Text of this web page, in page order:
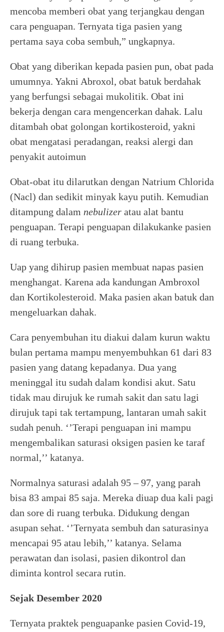
mencoba memberi obat yang terjangkau dengan
cara penguapan. Ternyata tiga pasien yang
pertama saya coba sembuh,” ungkapnya.
Obat yang diberikan kepada pasien pun, obat pada
umumnya. Yakni Abroxol, obat batuk berdahak
yang berfungsi sebagai mukolitik. Obat ini
bekerja dengan cara mengencerkan dahak. Lalu
ditambah obat golongan kortikosteroid, yakni
obat mengatasi peradangan, reaksi alergi dan
penyakit autoimun
Obat-obat itu dilarutkan dengan Natrium Chlorida
(Nacl) dan sedikit minyak kayu putih. Kemudian
ditampung dalam nebulizer atau alat bantu
penguapan. Terapi penguapan dilakukanke pasien
di ruang terbuka.
Uap yang dihirup pasien membuat napas pasien
menghangat. Karena ada kandungan Ambroxol
dan Kortikolesteroid. Maka pasien akan batuk dan
mengeluarkan dahak.
Cara penyembuhan itu diakui dalam kurun waktu
bulan pertama mampu menyembuhkan 61 dari 83
pasien yang datang kepadanya. Dua yang
meninggal itu sudah dalam kondisi akut. Satu
tidak mau dirujuk ke rumah sakit dan satu lagi
dirujuk tapi tak tertampung, lantaran umah sakit
sudah penuh. ‘’Terapi penguapan ini mampu
mengembalikan saturasi oksigen pasien ke taraf
normal,’’ katanya.
Normalnya saturasi adalah 95 – 97, yang parah
bisa 83 ampai 85 saja. Mereka diuap dua kali pagi
dan sore di ruang terbuka. Didukung dengan
asupan sehat. ‘’Ternyata sembuh dan saturasinya
mencapai 95 atau lebih,’’ katanya. Selama
perawatan dan isolasi, pasien dikontrol dan
diminta kontrol secara rutin.
Sejak Desember 2020
Ternyata praktek penguapanke pasien Covid-19,